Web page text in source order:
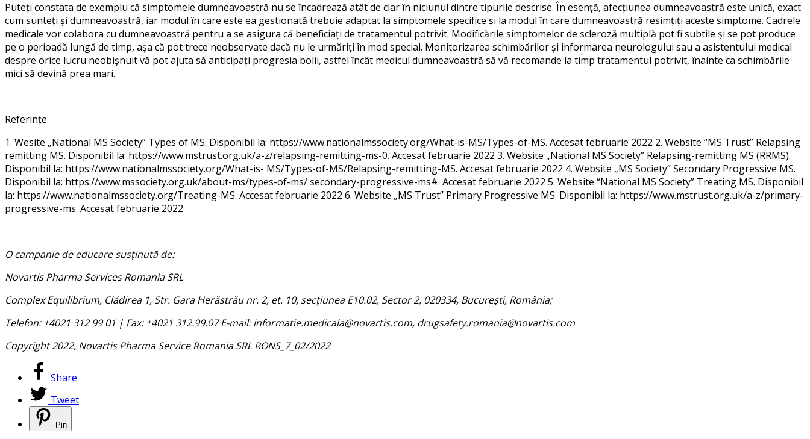
Puteți constata de exemplu că simptomele dumneavoastră nu se încadrează atât de clar în niciunul dintre tipurile descrise. În esență, afecțiunea dumneavoastră este unică, exact
cum sunteți și dumneavoastră, iar modul în care este ea gestionată trebuie adaptat la simptomele specifice și la modul în care dumneavoastră resimțiți aceste simptome. Cadrele
medicale vor colabora cu dumneavoastră pentru a se asigura că beneficiați de tratamentul potrivit. Modificările simptomelor de scleroză multiplă pot fi subtile și se pot produce
pe o perioadă lungă de timp, așa că pot trece neobservate dacă nu le urmăriți în mod special. Monitorizarea schimbărilor și informarea neurologului sau a asistentului medical
despre orice lucru neobișnuit vă pot ajuta să anticipați progresia bolii, astfel încât medicul dumneavoastră să vă recomande la timp tratamentul potrivit, înainte ca schimbările
mici să devină prea mari.
Referințe
1. Wesite „National MS Society” Types of MS. Disponibil la: https://www.nationalmssociety.org/What-is-MS/Types-of-MS. Accesat februarie 2022 2. Website “MS Trust” Relapsing
remitting MS. Disponibil la: https://www.mstrust.org.uk/a-z/relapsing-remitting-ms-0. Accesat februarie 2022 3. Website „National MS Society” Relapsing-remitting MS (RRMS).
Disponibil la: https://www.nationalmssociety.org/What-is- MS/Types-of-MS/Relapsing-remitting-MS. Accesat februarie 2022 4. Website „MS Society” Secondary Progressive MS.
Disponibil la: https://www.mssociety.org.uk/about-ms/types-of-ms/ secondary-progressive-ms#. Accesat februarie 2022 5. Website “National MS Society” Treating MS. Disponibil
la: https://www.nationalmssociety.org/Treating-MS. Accesat februarie 2022 6. Website „MS Trust” Primary Progressive MS. Disponibil la: https://www.mstrust.org.uk/a-z/primary-
progressive-ms. Accesat februarie 2022
O campanie de educare susținută de:
Novartis Pharma Services Romania SRL
Complex Equilibrium, Clădirea 1, Str. Gara Herăstrău nr. 2, et. 10, secțiunea E10.02, Sector 2, 020334, București, România;
Telefon: +4021 312 99 01 | Fax: +4021 312.99.07 E-mail: informatie.medicala@novartis.com, drugsafety.romania@novartis.com
Copyright 2022, Novartis Pharma Service Romania SRL RONS_7_02/2022
Share
Tweet
Pin